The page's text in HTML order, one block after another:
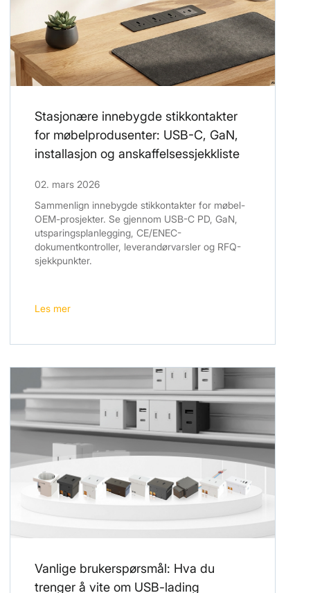
Stasjonære innebygde stikkontakter
for møbelprodusenter: USB-C, GaN,
installasjon og anskaffelsessjekkliste
02. mars 2026
Sammenlign innebygde stikkontakter for møbel-
OEM-prosjekter. Se gjennom USB-C PD, GaN,
utsparingsplanlegging, CE/ENEC-
dokumentkontroller, leverandørvarsler og RFQ-
sjekkpunkter.
Les mer
Vanlige brukerspørsmål: Hva du
trenger å vite om USB-lading